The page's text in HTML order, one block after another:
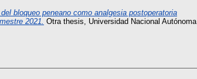
bloqueo peneano como analgesia postoperatoria
2021. Otra thesis, Universidad Nacional Autónoma